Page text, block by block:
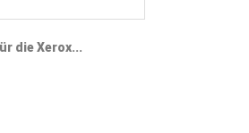
die Xerox...